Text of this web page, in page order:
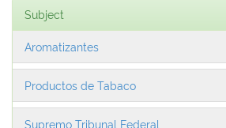
Subject
Aromatizantes
Productos de Tabaco
Supremo Tribunal Federal